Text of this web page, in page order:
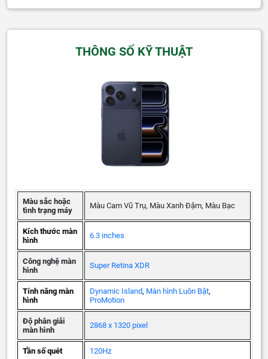
THÔNG SỐ KỸ THUẬT
Màu sắc hoặc
tình trạng máy
Màu Cam Vũ Trụ, Màu Xanh Đậm, Màu Bạc
Kích thước màn
hình
6.3 inches
Công nghệ màn
hình
Super Retina XDR
Tính năng màn
hình
Dynamic Island, Màn hình Luôn Bật,
ProMotion
Độ phân giải
màn hình
2868 x 1320 pixel
Tần số quét 120Hz